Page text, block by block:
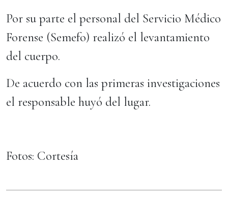
Por su parte el personal del Servicio Médico
Forense (Semefo) realizó el levantamiento
del cuerpo.
De acuerdo con las primeras investigaciones
el responsable huyó del lugar.
Fotos: Cortesía